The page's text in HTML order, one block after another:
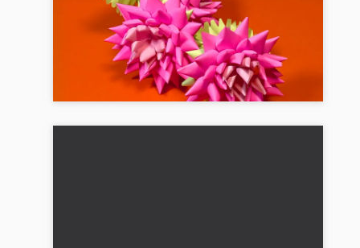
Opdag, hvordan du kan lave farverige
papirblomster med børn. Vores enkle vejledning
gør blomsterfremstilling til en kreativ fornøjelse
for hele familien...